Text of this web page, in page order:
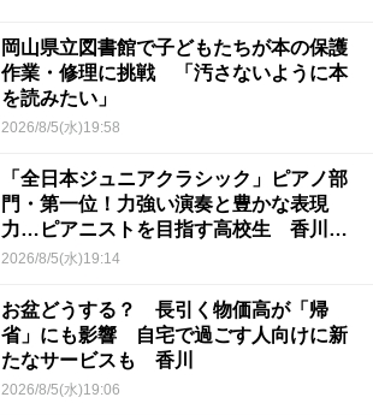
岡山県立図書館で子どもたちが本の保護
作業・修理に挑戦 「汚さないように本
を読みたい」
2026/8/5(水)19:58
「全日本ジュニアクラシック」ピアノ部
門・第一位！力強い演奏と豊かな表現
力…ピアニストを目指す高校生 香川
【青春のキセキ】
2026/8/5(水)19:14
お盆どうする？ 長引く物価高が「帰
省」にも影響 自宅で過ごす人向けに新
たなサービスも 香川
2026/8/5(水)19:06